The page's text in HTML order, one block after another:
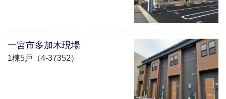
一宮市多加木現場
1棟5戸（4-37352）